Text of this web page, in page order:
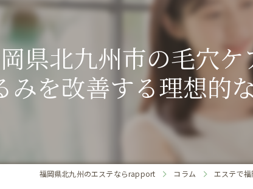
県北九州市の毛穴
みを改善する理想的
福岡県北九州のエステならrapport コラム エステで